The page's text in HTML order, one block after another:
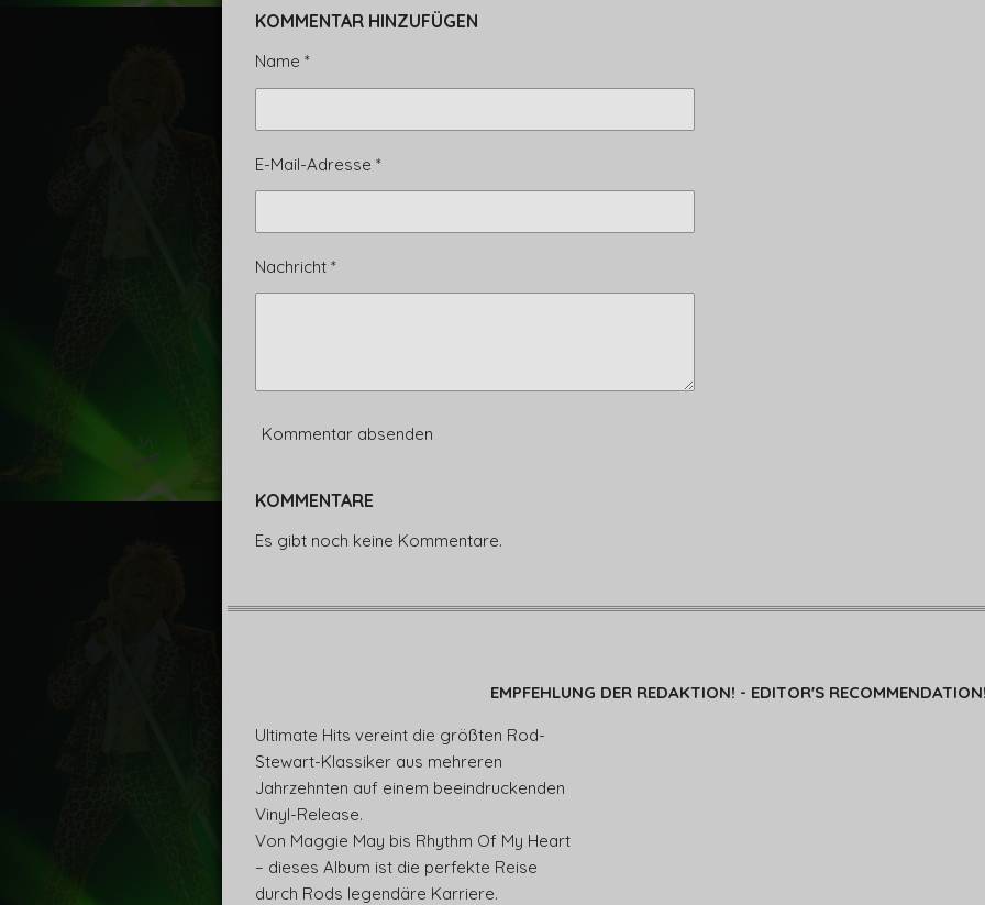
l
l
l
KOMMENTAR HINZUFÜGEN
Name *
E-Mail-Adresse *
Nachricht *
Kommentar absenden
KOMMENTARE
Es gibt noch keine Kommentare.
EMPFEHLUNG DER REDAKTION! - EDITOR'S
Ultimate Hits vereint die größten Rod-
Stewart-Klassiker aus mehreren
Jahrzehnten auf einem beeindruckenden
Vinyl-Release.
Von Maggie May bis Rhythm Of My Heart
– dieses Album ist die perfekte Reise
durch Rods legendäre Karriere.